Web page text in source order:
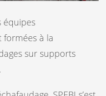
équipes
formées à la
sur supports